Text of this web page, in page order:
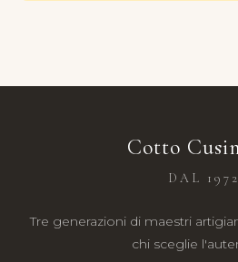
Cotto
DAL 1972
Tre generazioni di maestri
chi sceglie